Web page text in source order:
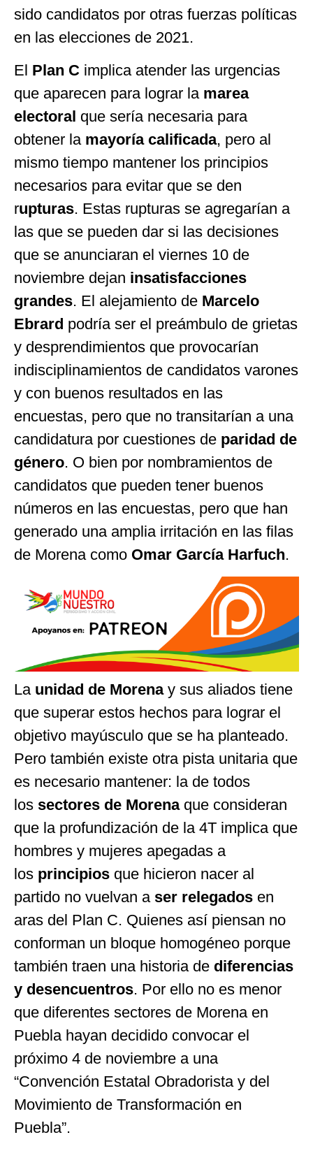
sido candidatos por otras fuerzas políticas
en las elecciones de 2021.
El Plan C implica atender las urgencias
que aparecen para lograr la marea
electoral que sería necesaria para
obtener la mayoría calificada, pero al
mismo tiempo mantener los principios
necesarios para evitar que se den
rupturas. Estas rupturas se agregarían a
las que se pueden dar si las decisiones
que se anunciaran el viernes 10 de
noviembre dejan insatisfacciones
grandes. El alejamiento de Marcelo
Ebrard podría ser el preámbulo de grietas
y desprendimientos que provocarían
indisciplinamientos de candidatos varones
y con buenos resultados en las
encuestas, pero que no transitarían a una
candidatura por cuestiones de paridad de
género. O bien por nombramientos de
candidatos que pueden tener buenos
números en las encuestas, pero que han
generado una amplia irritación en las filas
de Morena como Omar García Harfuch.
La unidad de Morenay sus aliados tiene
que superar estos hechos para lograr el
objetivo mayúsculo que se ha planteado.
Pero también existe otra pista unitaria que
es necesario mantener: la de todos
los sectores de Morenaque consideran
que la profundización de la 4T implica que
hombres y mujeres apegadas a
los principios que hicieron nacer al
partido no vuelvan a ser relegados en
aras del Plan C. Quienes así piensan no
conforman un bloque homogéneo porque
también traen una historia de diferencias
y desencuentros. Por ello no es menor
que diferentes sectores de Morena en
Puebla hayan decidido convocar el
próximo 4 de noviembre a una
“Convención Estatal Obradorista y del
Movimiento de Transformación en
Puebla”.